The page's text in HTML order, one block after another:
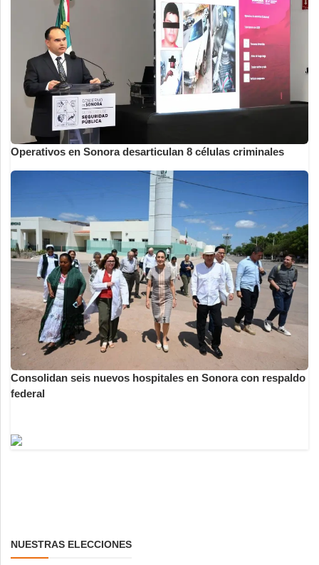
Operativos en Sonora desarticulan 8 células criminales
Consolidan seis nuevos hospitales en Sonora con respaldo
federal
NUESTRAS ELECCIONES